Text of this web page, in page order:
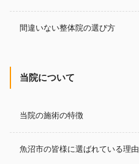
間違いない整体院の選び方
当院について
当院の施術の特徴
魚沼市の皆様に選ばれている理由